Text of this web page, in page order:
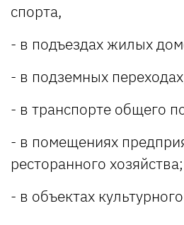
спорта,
- в подъездах жилых
- в подземных
- в транспорте общего
- в помещениях
ресторанного хозяйства;
- в объектах